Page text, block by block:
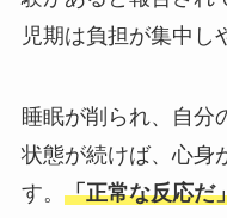
児期は負担が集中し
睡眠が削られ、自
状態が続けば、心身
す。 「正常な反応だ